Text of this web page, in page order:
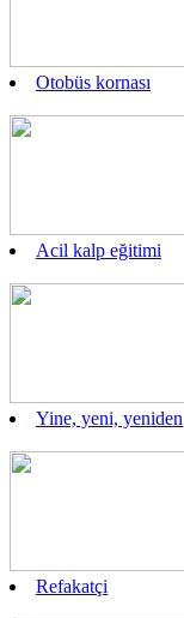
Otobüs kornası
Acil kalp eğitimi
Yine, yeni, yeniden
Refakatçi